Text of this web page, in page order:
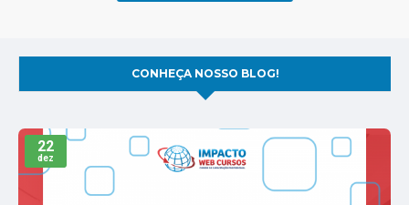
CONHEÇA NOSSO BLOG!
22
dez